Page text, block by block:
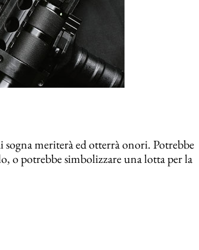
meriterà ed otterrà onori. Potrebbe
o potrebbe simbolizzare una lotta per la